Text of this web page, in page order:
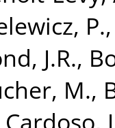
P.,
J.R.,
M.,
Cardoso,